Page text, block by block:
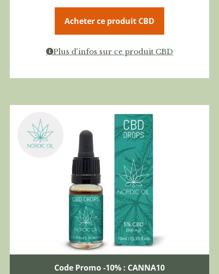
Acheter ce produit CBD
Plus d'infos sur ce produit CBD
Code Promo -10% : CANNA10